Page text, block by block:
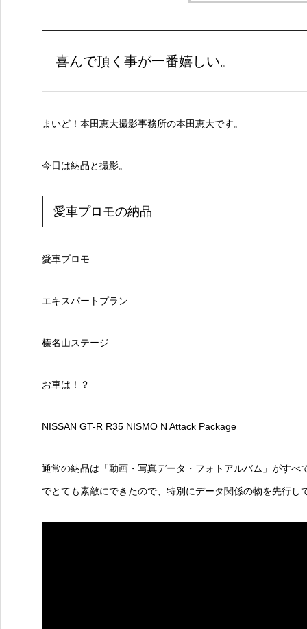
喜んで頂く事が一番嬉しい。
まいど！本田恵大撮影事務所の本田恵大です。
今日は納品と撮影。
愛車プロモの納品
愛車プロモ
エキスパートプラン
榛名山ステージ
お車は！？
NISSAN GT-R R35 NISMO N Attack Package
通常の納品は「動画・写真データ・フォトアルバム」がす
でとても素敵にできたので、特別にデータ関係の物を先行し